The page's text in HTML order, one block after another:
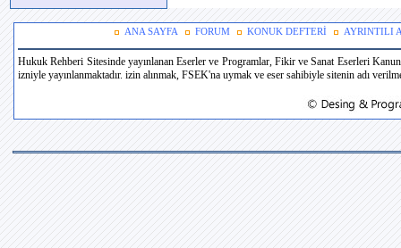
ANA SAYFA FORUM KONUK DEFTERİ AYRINTILI
Hukuk Rehberi Sitesinde yayınlanan Eserler ve Programlar, Fikir ve Sanat Eserleri
izniyle yayınlanmaktadır. izin alınmak, FSEK'na uymak ve eser sahibiyle sitenin adı